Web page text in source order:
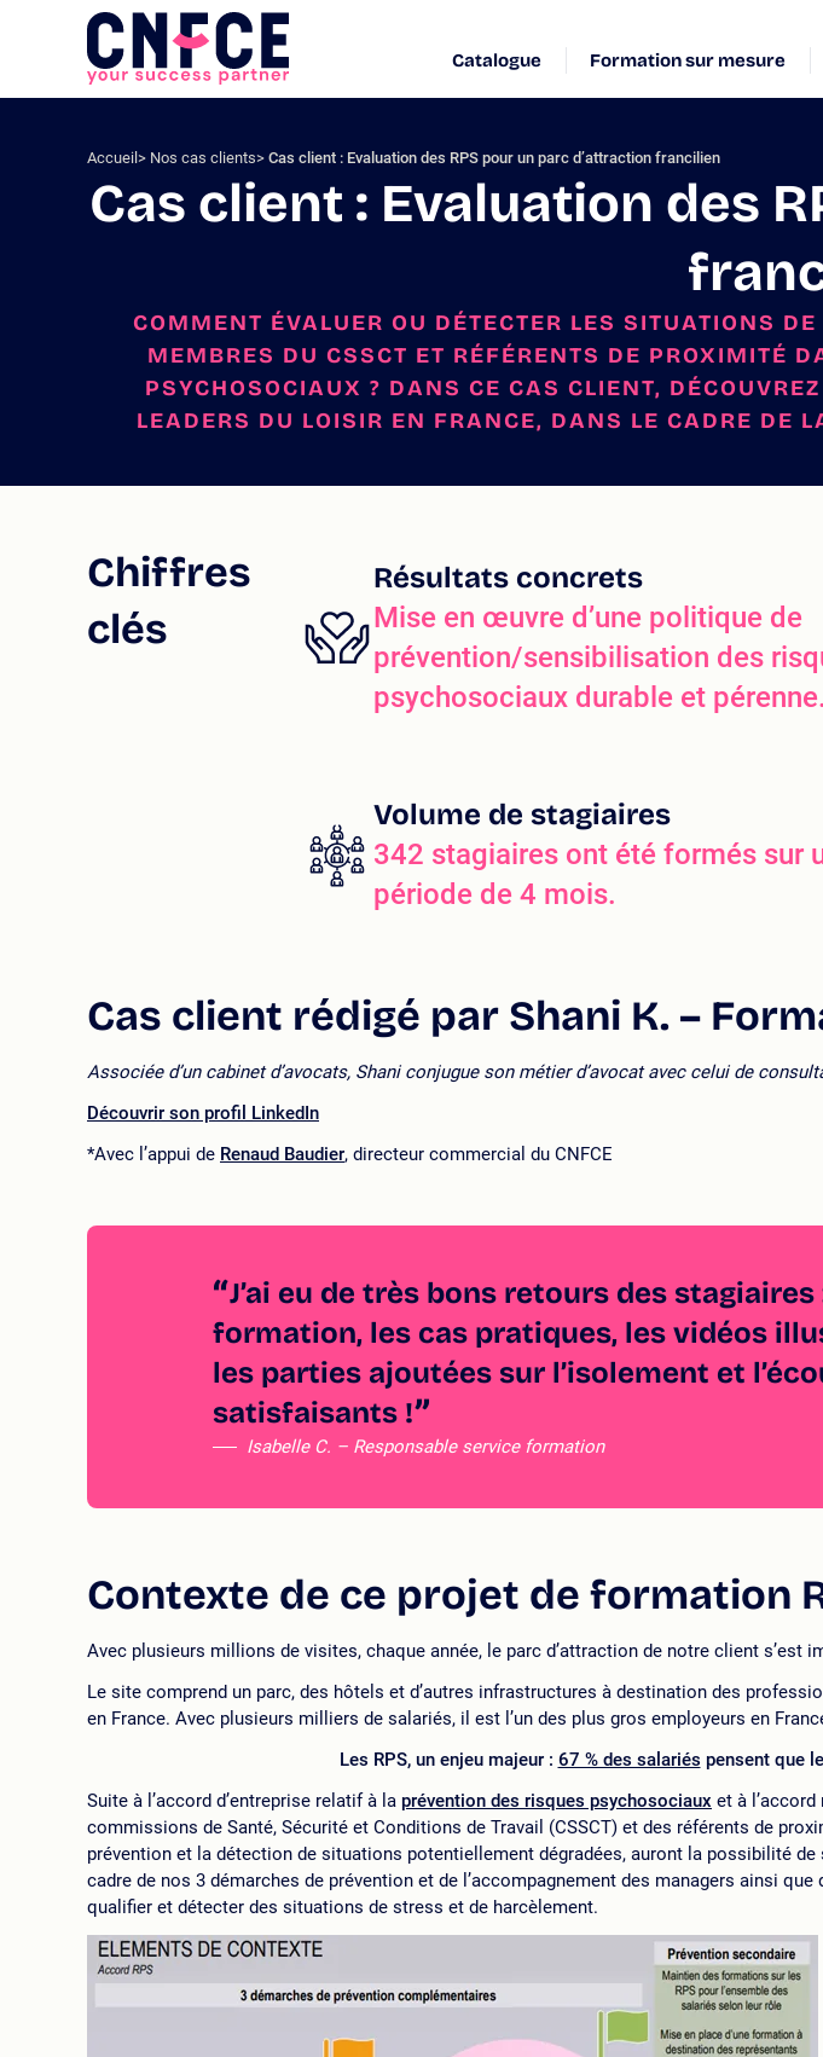
Aller
Logo
site
Catalogue Formation sur mesure
Accueil Nos cas clients Cas client : Evaluation des RPS pour un parc d’attraction francilien
Cas client : Evaluation des
COMMENT ÉVALUER OU DÉTECTER LES SITUATIONS
MEMBRES DU CSSCT ET RÉFÉRENTS DE PROXIMITÉ
PSYCHOSOCIAUX ? DANS CE CAS CLIENT,
LEADERS DU LOISIR EN FRANCE, DANS LE CADRE DE
Chiffres
clés
Résultats concrets
Mise en œuvre d’une politique de
prévention/sensibilisation des
psychosociaux durable et pérenne.
Volume de stagiaires
342 stagiaires ont été formés sur
période de 4 mois.
Cas client rédigé par Shani K. –
Associée d’un cabinet d’avocats, Shani conjugue son métier d’avocat avec celui de
Découvrir son profil LinkedIn
*Avec l’appui de Renaud Baudier, directeur commercial du CNFCE
J’ai eu de très bons retours des
formation, les cas pratiques, les vidéos
les parties ajoutées sur l’isolement et
satisfaisants !
Isabelle C. – Responsable service formation
Contexte de ce projet de formation
Avec plusieurs millions de visites, chaque année, le parc d’attraction de notre client s’est
Le site comprend un parc, des hôtels et d’autres infrastructures à destination des
en France. Avec plusieurs milliers de salariés, il est l’un des plus gros employeurs en
Les RPS, un enjeu majeur : 67 % des salariés pensent que
Suite à l’accord d’entreprise relatif à la prévention des risques psychosociaux et à
commissions de Santé, Sécurité et Conditions de Travail (CSSCT) et des référents de
prévention et la détection de situations potentiellement dégradées, auront la possibilité
cadre de nos 3 démarches de prévention et de l’accompagnement des managers ainsi
qualifier et détecter des situations de stress et de harcèlement.